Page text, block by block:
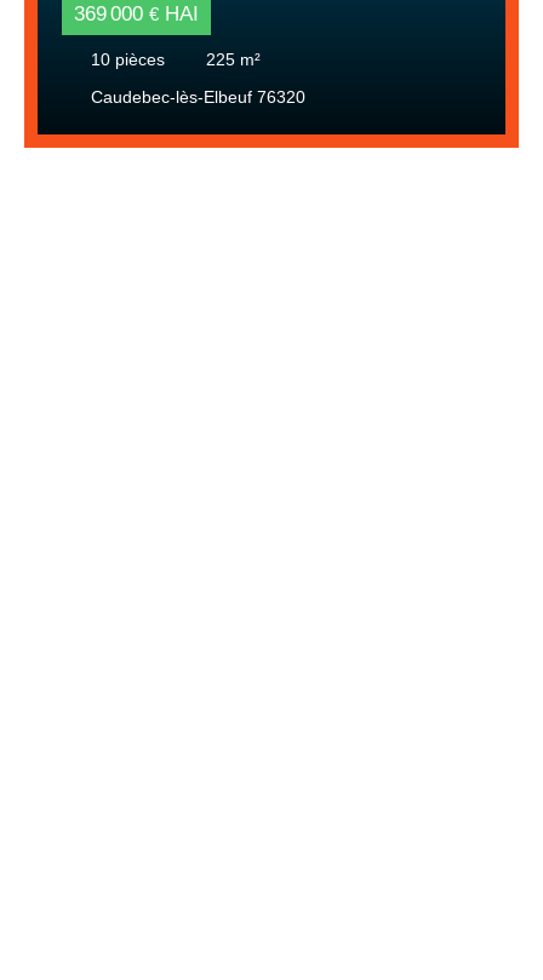
369 000 € HAI
10 pièces 225 m²
Caudebec-lès-Elbeuf 76320